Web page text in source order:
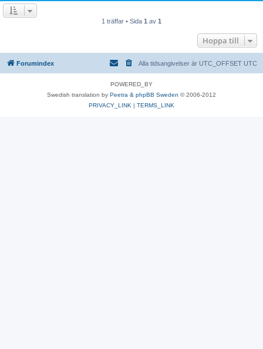
1 träffar • Sida 1 av 1
Hoppa till
Forumindex Alla tidsangivelser är UTC_OFFSET UTC
POWERED_BY
Swedish translation by Peetra & phpBB Sweden © 2006-2012
PRIVACY_LINK | TERMS_LINK